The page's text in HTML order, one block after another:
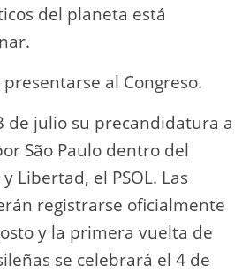
del planeta está
al Congreso.
de julio su precandidatura a
São Paulo dentro del
Libertad, el PSOL. Las
registrarse oficialmente
y la primera vuelta de
se celebrará el 4 de